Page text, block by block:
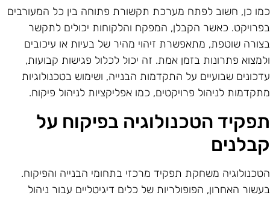
כן, חשוב לפתח מערכת תקשורת פתוחה בין כל המעורבים
כאשר הקבלן, המפקח והלקוחות יכולים לתקשר
שוטפת, מתאפשרת זיהוי מהיר של בעיות או עיכובים
פתרונות בזמן אמת. זה יכול לכלול פגישות קבועות,
שבועיים על התקדמות הבנייה, ושימוש בטכנולוגיות
לניהול פרויקטים, כמו אפליקציות לניהול פיקוח.
הטכנולוגיה בפיקוח על
משחקת תפקיד מרכזי בתחומי הבנייה והפיקוח.
האחרון, הפופולריות של כלים דיגיטליים עבור ניהול